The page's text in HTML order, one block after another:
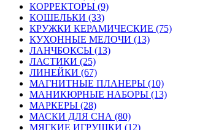
КОРРЕКТОРЫ (9)
КОШЕЛЬКИ (33)
КРУЖКИ КЕРАМИЧЕСКИЕ (75)
КУХОННЫЕ МЕЛОЧИ (13)
ЛАНЧБОКСЫ (13)
ЛАСТИКИ (25)
ЛИНЕЙКИ (67)
МАГНИТНЫЕ ПЛАНЕРЫ (10)
МАНИКЮРНЫЕ НАБОРЫ (13)
МАРКЕРЫ (28)
МАСКИ ДЛЯ СНА (80)
МЯГКИЕ ИГРУШКИ (12)